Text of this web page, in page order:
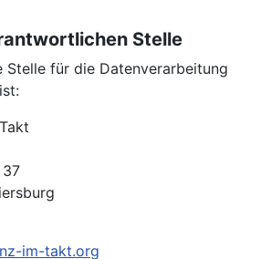
Stelle
für die Datenverarbeitung
im-takt.org